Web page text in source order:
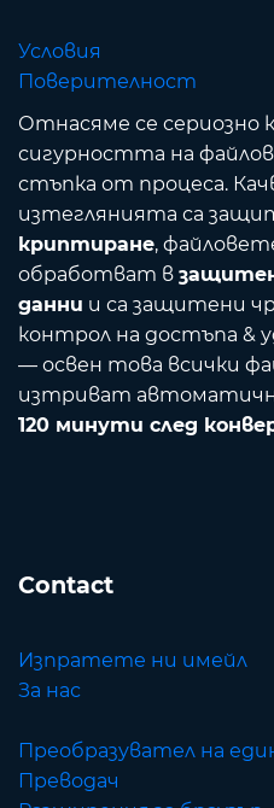
Условия
Поверителност
Отнасяме се сериозно
сигурността на
стъпка от процеса.
изтеглянията са
криптиране,
обработват в
данни и са защитени
контрол на достъпа &
— освен това всички
изтриват
120 минути след
Contact
Изпратете ни имейл
За нас
Преобразувател на
Преводач